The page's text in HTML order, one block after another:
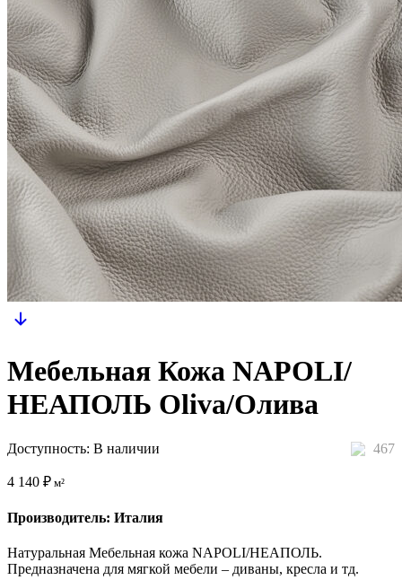
Мебельная Кожа NAPOLI/
НЕАПОЛЬ Oliva/Олива
467
Доступность: В наличии
4 140 ₽ м²
Производитель: Италия
Натуральная Мебельная кожа NAPOLI/НЕАПОЛЬ.
Предназначена для мягкой мебели – диваны, кресла и тд.